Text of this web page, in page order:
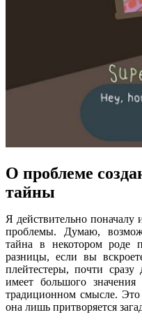
О проблеме
тайны
Я действительно поначалу
проблемы. Думаю,
тайна в некотором роде
разницы, если вы
плейтестеры, почти сразу
имеет большого
традиционном смысле. Это
она лишь притворяется